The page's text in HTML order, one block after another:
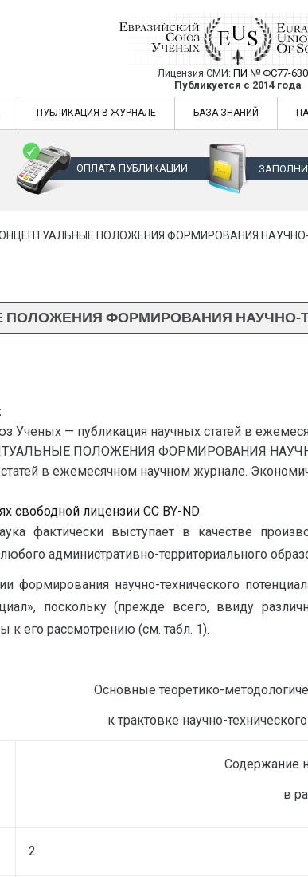
Евразийский Союз
Лицензия СМИ: ПИ № ФС77-
Публикуется с 2014 года
Евразийский Союз Ученых — публикация
ПУБЛИКАЦИЯ В ЖУРНАЛЕ БАЗА ЗНАНИЙ
ОПЛАТА ПУБЛИКАЦИИ
ПОЛОЖЕНИЯ ФОРМИРОВАНИЯ
ФОРМИРОВАНИЯ НАУЧНО-
Ученых — публикация научных статей в
ПОЛОЖЕНИЯ ФОРМИРОВАНИЯ
в ежемесячном научном журнале.
свободной лицензии CC BY-ND
фактически выступает в качестве
административно-территориального
формирования научно-технического
поскольку (прежде всего, ввиду
к его рассмотрению (см. табл. 1).
Основные теоретико-
к трактовке научно-
Содержание
в
2